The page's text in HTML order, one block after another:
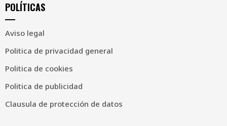
POLÍTICAS
Aviso legal
Politica de privacidad general
Politica de cookies
Politica de publicidad
Clausula de protección de datos